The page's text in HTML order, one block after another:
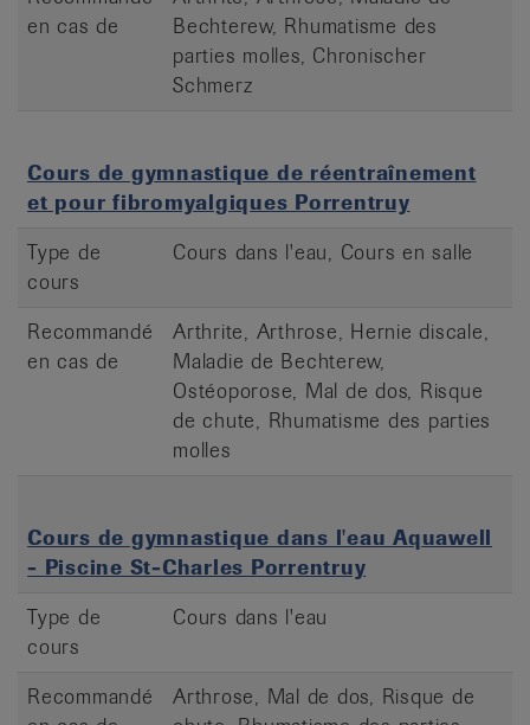
en cas de
Bechterew, Rhumatisme des
parties molles, Chronischer
Schmerz
Cours de gymnastique de réentraînement
et pour fibromyalgiques Porrentruy
Type de
cours
Cours dans l'eau, Cours en salle
Recommandé
en cas de
Arthrite, Arthrose, Hernie discale,
Maladie de Bechterew,
Ostéoporose, Mal de dos, Risque
de chute, Rhumatisme des parties
molles
Cours de gymnastique dans l'eau Aquawell
- Piscine St-Charles Porrentruy
Type de
cours
Cours dans l'eau
Recommandé
Arthrose, Mal de dos, Risque de